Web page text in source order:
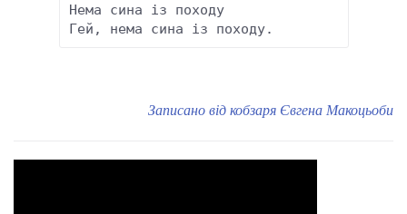
Нема сина із походу
Записано від кобзаря Євгена Макоцьоби